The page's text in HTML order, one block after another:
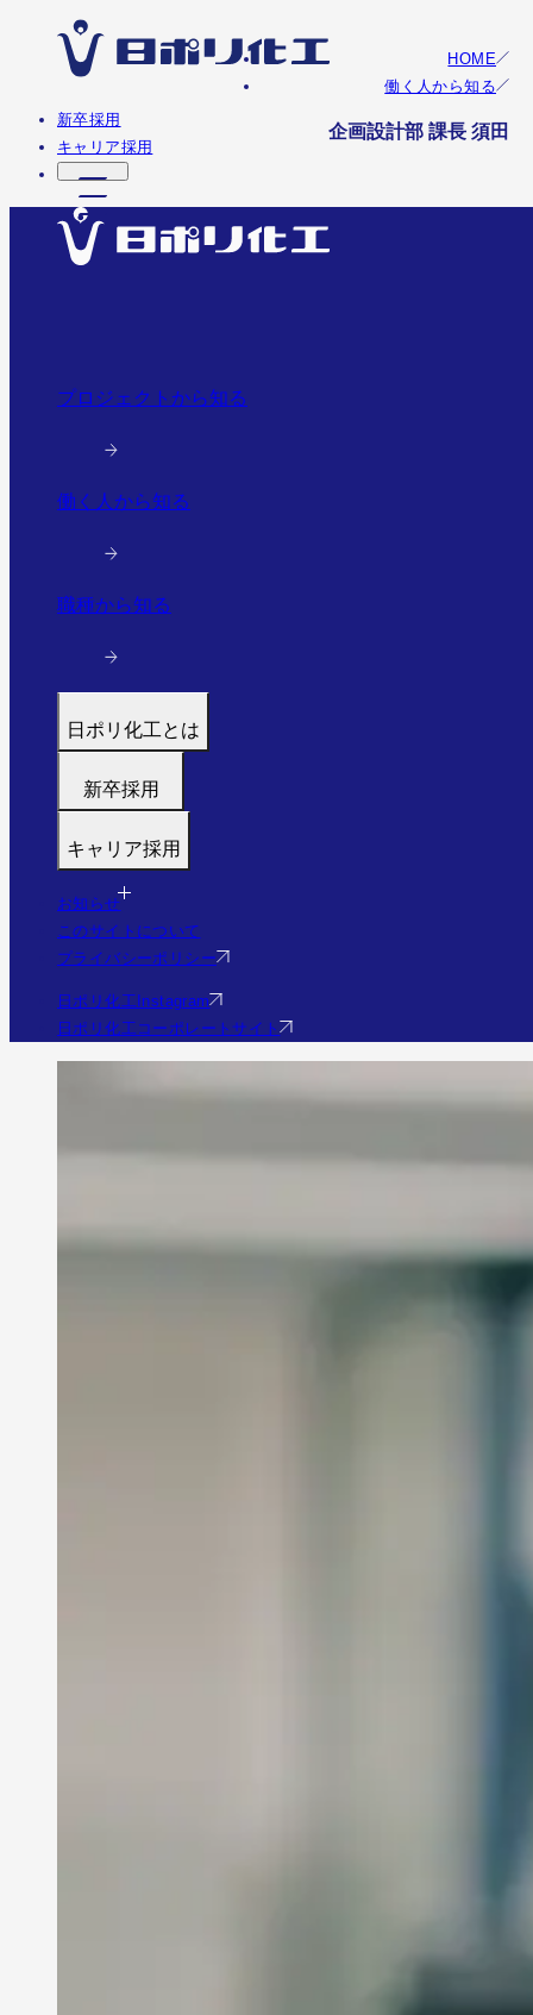
新卒採用
キャリア採用
プロジェクトから知る
働く人から知る
職種から知る
日ポリ化工とは
代表メッセージ
すぐわかる日ポリ化工
会社情報・沿革
事業・実績を見る（実績サイトへ）
新卒採用
福利厚生・研修
採用フロー
Q&A
社員の様子
エントリー
キャリア採用
募集職種
福利厚生・研修
Q&A
お知らせ
このサイトについて
プライバシーポリシー
日ポリ化工Instagram
日ポリ化工コーポレートサイト
HOME
働く人から知る
企画設計部 課長 須田